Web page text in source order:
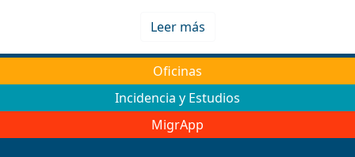
Leer más
Oficinas
Incidencia y Estudios
MigrApp